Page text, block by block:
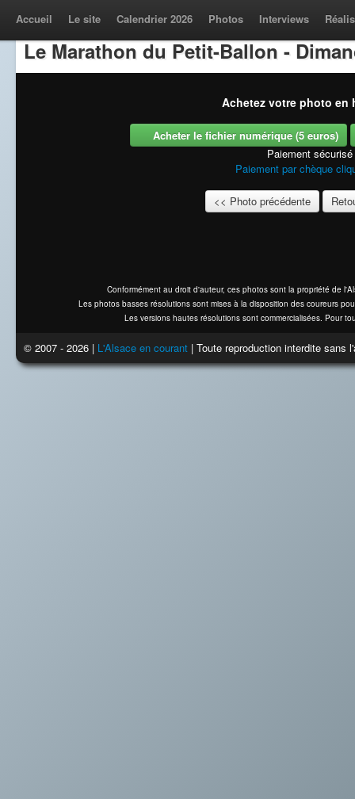
Accueil Le site Calendrier 2026 Photos Interviews
Le Marathon du Petit-Ballon -
Achetez votre photo en
Acheter le fichier numérique (5 euros)
Paiement
Paiement par chèque
<< Photo précédente
Conformément au droit d'auteur, ces photos sont la propriété de
Les photos basses résolutions sont mises à la disposition des coureurs
Les versions hautes résolutions sont commercialisées. Pour
© 2007 - 2026 | L'Alsace en courant | Toute reproduction interdite sans